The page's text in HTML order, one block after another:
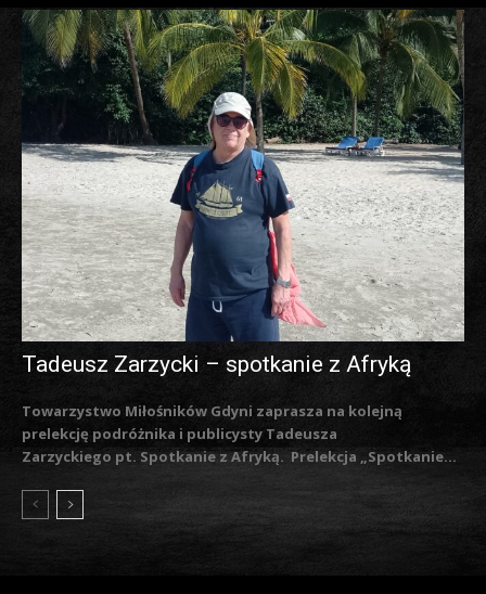
Tadeusz Zarzycki – spotkanie z Afryką
Towarzystwo Miłośników Gdyni zaprasza na kolejną
prelekcję podróżnika i publicysty Tadeusza
Zarzyckiego pt. Spotkanie z Afryką. Prelekcja „Spotkanie...